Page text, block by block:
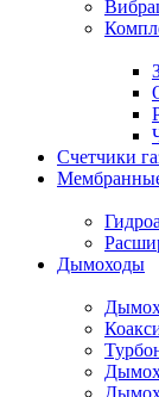
Счетчики
Дымоходы